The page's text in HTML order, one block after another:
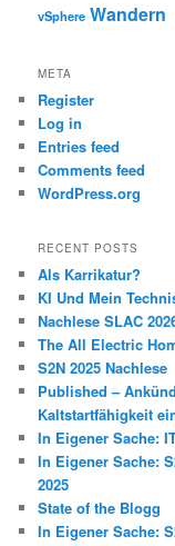
vSphere Wandern
META
Register
Log in
Entries feed
Comments feed
WordPress.org
RECENT POSTS
Als Karrikatur?
KI Und Mein
Nachlese SLAC
The All Electric
S2N 2025 Nachlese
Published –
Kaltstartfähigkeit
In Eigener Sache:
In Eigener Sache:
2025
State of the Blogg
In Eigener Sache: